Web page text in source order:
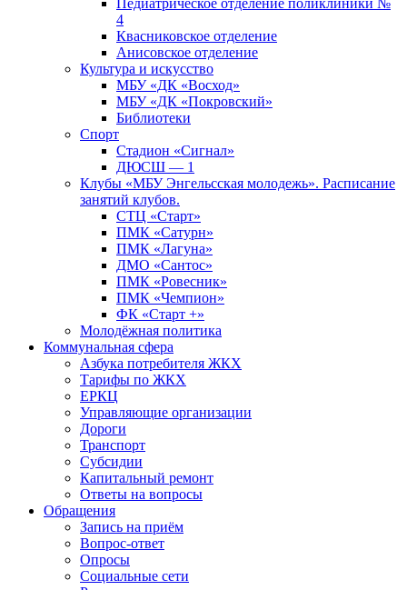
Педиатрическое отделение поликлиники №
4
Квасниковское отделение
Анисовское отделение
Культура и искусство
МБУ «ДК «Восход»
МБУ «ДК «Покровский»
Библиотеки
Спорт
Стадион «Сигнал»
ДЮСШ — 1
Клубы «МБУ Энгельсская молодежь». Расписание
занятий клубов.
СТЦ «Старт»
ПМК «Сатурн»
ПМК «Лагуна»
ДМО «Сантос»
ПМК «Ровесник»
ПМК «Чемпион»
ФК «Старт +»
Молодёжная политика
Коммунальная сфера
Азбука потребителя ЖКХ
Тарифы по ЖКХ
ЕРКЦ
Управляющие организации
Дороги
Транспорт
Субсидии
Капитальный ремонт
Ответы на вопросы
Обращения
Запись на приём
Вопрос-ответ
Опросы
Социальные сети